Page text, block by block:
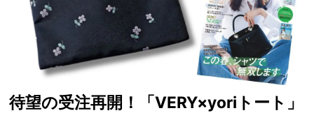
読者が選ぶ！2026年SS VERYベストコ